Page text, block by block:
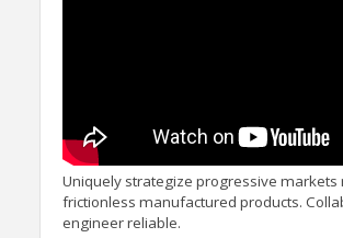
Uniquely strategize progressive markets
frictionless manufactured products.
engineer reliable.